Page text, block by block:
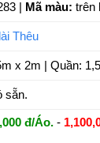
Mã màu: trên
Thêu
x 2m | Quần:
sẵn.
đ/Áo. -